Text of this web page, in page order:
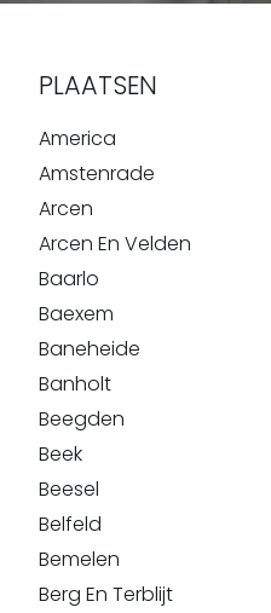
PLAATSEN
America
Amstenrade
Arcen
Arcen En Velden
Baarlo
Baexem
Baneheide
Banholt
Beegden
Beek
Beesel
Belfeld
Bemelen
Berg En Terblijt